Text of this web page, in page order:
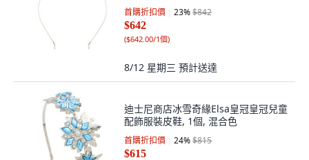
首購折扣價 23%$842
$642
($642.00/1個)
8/12 星期三 預計送達
迪士尼商店冰雪奇緣Elsa皇冠皇冠兒童
配飾服裝皮鞋, 1個, 混合色
首購折扣價 24%$815
$615